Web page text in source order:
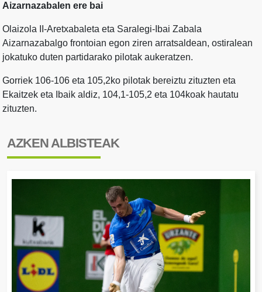
Aizarnazabalen ere bai
Olaizola II-Aretxabaleta eta Saralegi-Ibai Zabala
Aizarnazabalgo frontoian egon ziren arratsaldean, ostiralean
jokatuko duten partidarako pilotak aukeratzen.
Gorriek 106-106 eta 105,2ko pilotak bereiztu zituzten eta
Ekaitzek eta Ibaik aldiz, 104,1-105,2 eta 104koak hautatu
zituzten.
AZKEN ALBISTEAK